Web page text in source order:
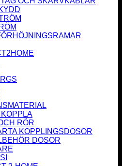
KOPPLA
RÖR
KOPPLINGSDOSOR
DOSOR